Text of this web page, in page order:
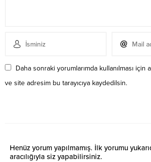
Daha sonraki yorumlarımda kullanılması için
ve site adresim bu tarayıcıya kaydedilsin.
Henüz yorum yapılmamış. İlk yorumu
aracılığıyla siz yapabilirsiniz.